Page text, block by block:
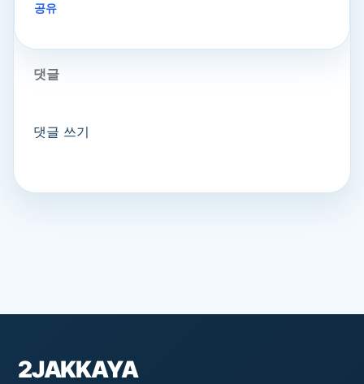
공유
댓글
댓글 쓰기
2JAKKAYA